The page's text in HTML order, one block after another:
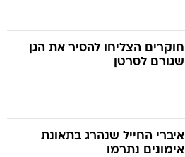
חוקרים הצליחו להסיר את הגן
שגורם לסרטן
איברי החייל שנהרג בתאונת
אימונים נתרמו